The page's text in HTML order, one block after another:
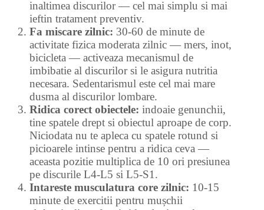
inaltimea discurilor — cel mai simplu si mai
ieftin tratament preventiv.
Fa miscare zilnic: 30-60 de minute de
activitate fizica moderata zilnic — mers, inot,
bicicleta — activeaza mecanismul de
imbibatie al discurilor si le asigura nutritia
necesara. Sedentarismul este cel mai mare
dusma al discurilor lombare.
Ridica corect obiectele: indoaie genunchii,
tine spatele drept si obiectul aproape de corp.
Niciodata nu te apleca cu spatele rotund si
picioarele intinse pentru a ridica ceva —
aceasta pozitie multiplica de 10 ori presiunea
pe discurile L4-L5 si L5-S1.
Intareste musculatura core zilnic: 10-15
minute de exercitii pentru mușchii